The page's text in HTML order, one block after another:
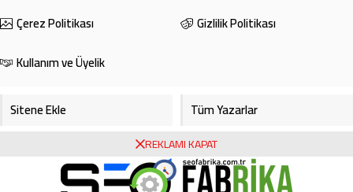
Çerez Politikası
Gizlilik Politikası
Kullanım ve Üyelik
Sitene Ekle
Tüm Yazarlar
Foto Galeri
REKLAMI KAPAT